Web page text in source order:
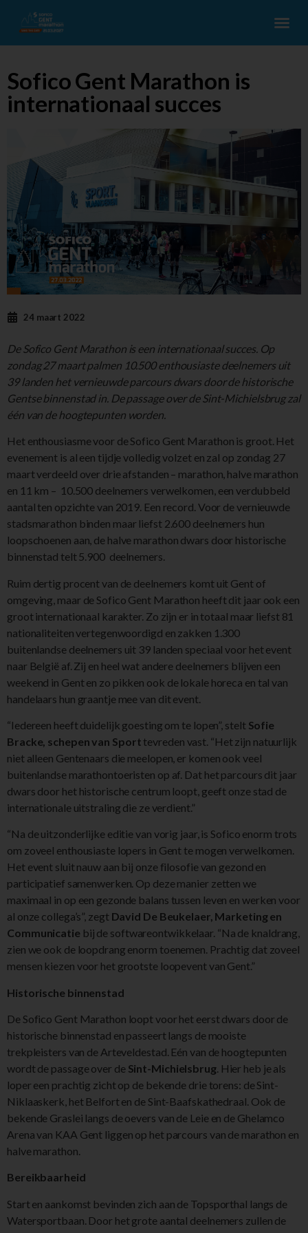
Sofico Gent Marathon is
internationaal succes
24 maart 2022
De Sofico Gent Marathon is een internationaal succes. Op
zondag 27 maart palmen 10.500 enthousiaste deelnemers uit
39 landen het vernieuwde parcours dwars door de historische
Gentse binnenstad in. De passage over de Sint-Michielsbrug zal
één van de hoogtepunten worden.
Het enthousiasme voor de Sofico Gent Marathon is groot. Het
evenement is al een tijdje volledig volzet en zal op zondag 27
maart verdeeld over drie afstanden – marathon, halve marathon
en 11 km – 10.500 deelnemers verwelkomen, een verdubbeld
aantal ten opzichte van 2019. Een record. Voor de vernieuwde
stadsmarathon binden maar liefst 2.600 deelnemers hun
loopschoenen aan, de halve marathon dwars door historische
binnenstad telt 5.900 deelnemers.
Ruim dertig procent van de deelnemers komt uit Gent of
omgeving, maar de Sofico Gent Marathon heeft dit jaar ook een
groot internationaal karakter. Zo zijn er in totaal maar liefst 81
nationaliteiten vertegenwoordigd en zakken 1.300
buitenlandse deelnemers uit 39 landen speciaal voor het event
naar België af. Zij en heel wat andere deelnemers blijven een
weekend in Gent en zo pikken ook de lokale horeca en tal van
handelaars hun graantje mee van dit event.
“Iedereen heeft duidelijk goesting om te lopen”, stelt Sofie
Bracke, schepen van Sport tevreden vast. “Het zijn natuurlijk
niet alleen Gentenaars die meelopen, er komen ook veel
buitenlandse marathontoeristen op af. Dat het parcours dit jaar
dwars door het historische centrum loopt, geeft onze stad de
internationale uitstraling die ze verdient.”
“Na de uitzonderlijke editie van vorig jaar, is Sofico enorm trots
om zoveel enthousiaste lopers in Gent te mogen verwelkomen.
Het event sluit nauw aan bij onze filosofie van gezond en
participatief samenwerken. Op deze manier zetten we
maximaal in op een gezonde balans tussen leven en werken voor
al onze collega’s”, zegt David De Beukelaer, Marketing en
Communicatie bij de softwareontwikkelaar. “Na de knaldrang,
zien we ook de loopdrang enorm toenemen. Prachtig dat zoveel
mensen kiezen voor het grootste loopevent van Gent.”
Historische binnenstad
De Sofico Gent Marathon loopt voor het eerst dwars door de
historische binnenstad en passeert langs de mooiste
trekpleisters van de Arteveldestad. Eén van de hoogtepunten
wordt de passage over de Sint-Michielsbrug. Hier heb je als
loper een prachtig zicht op de bekende drie torens: de Sint-
Niklaaskerk, het Belfort en de Sint-Baafskathedraal. Ook de
bekende Graslei langs de oevers van de Leie en de Ghelamco
Arena van KAA Gent liggen op het parcours van de marathon en
halve marathon.
Bereikbaarheid
Start en aankomst bevinden zich aan de Topsporthal langs de
Watersportbaan. Door het grote aantal deelnemers zullen de